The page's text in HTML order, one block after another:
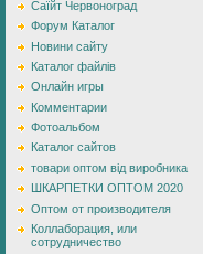
Саїйт Червоноград
Форум Каталог
Новини сайту
Каталог файлів
Онлайн игры
Комментарии
Фотоальбом
Каталог сайтов
товари оптом від виробника
ШКАРПЕТКИ ОПТОМ 2020
Оптом от производителя
Коллаборация, или
сотрудничество